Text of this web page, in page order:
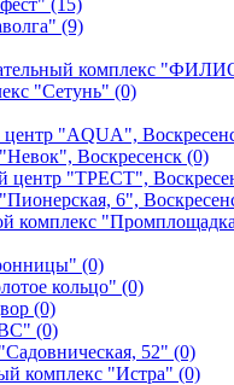
(15)
(9)
комплекс
"Сетунь" (0)
центр "AQUA",
Воскресенск (0)
центр "ТРЕСТ",
6",
комплекс
(0)
кольцо" (0)
(0)
(0)
52" (0)
комплекс "Истра" (0)